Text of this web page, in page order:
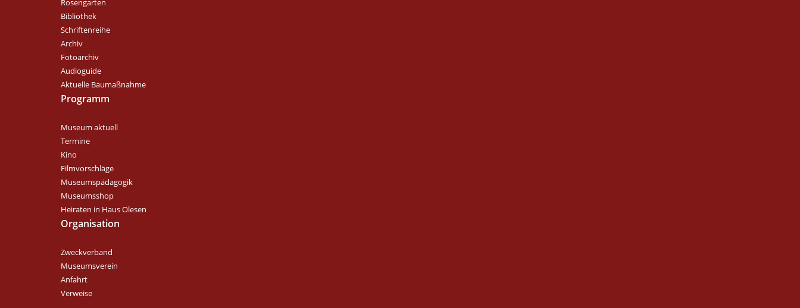
Bibliothek
Schriftenreihe
Archiv
Fotoarchiv
Audioguide
Aktuelle Baumaßnahme
Programm
Museum aktuell
Termine
Kino
Filmvorschläge
Museumspädagogik
Museumsshop
Heiraten in Haus Olesen
Organisation
Zweckverband
Museumsverein
Anfahrt
Verweise